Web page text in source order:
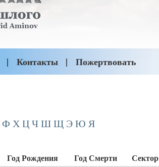
Контакты Пожертвовать
Ф Х Ц Ч Ш Щ Э Ю Я
Год Рождения Год Смерти Сектор